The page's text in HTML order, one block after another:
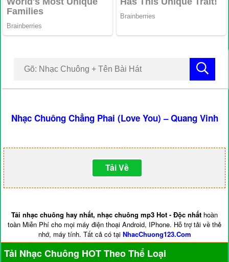
Nhạc Chuông Chẳng Phai (Love You) – Quang Vinh
Tải Về
Tải nhạc chuông hay nhất, nhạc chuông mp3 Hot - Độc nhất hoàn
toàn Miễn Phí cho mọi máy điện thoại Android, IPhone. Hỗ trợ tải về thẻ
nhớ, máy tính. Tất cả có tại NhacChuong123.Com
Tải Nhạc Chuông HOT Theo Thể Loại